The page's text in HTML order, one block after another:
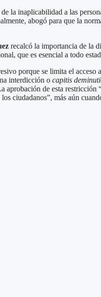
inaplicabilidad a las
abogó para que la
recalcó la importancia de la
que es esencial a todo
porque se limita el
interdicción o capitis
aprobación de esta
ciudadanos”, más aún